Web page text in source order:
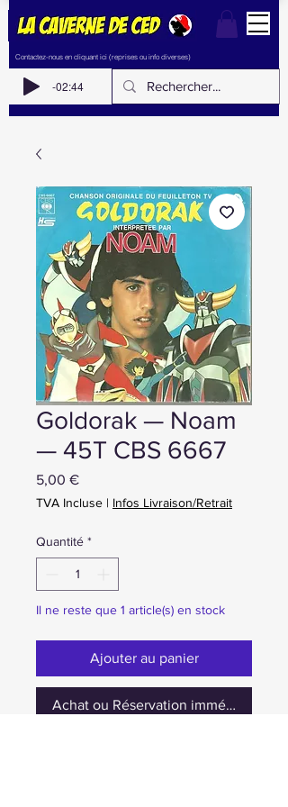
Contactez-nous en cliquant ici (reprises ou info diverses)
-02:44
Goldorak — Noam
— 45T CBS 6667
5,00 €Prix
TVA Incluse | Infos Livraison/Retrait
Quantité *
Il ne reste que 1 article(s) en stock
Ajouter au panier
Achat ou Réservation immédiate